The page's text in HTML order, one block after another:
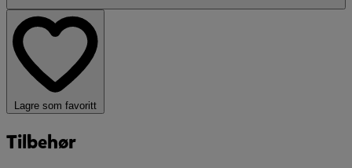
Lagre som favoritt
Tilbehør